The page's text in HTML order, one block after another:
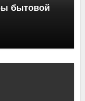
бытовой